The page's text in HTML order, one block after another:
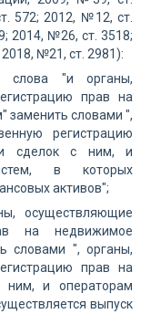
572; 2012, №12, ст.
2014, №26, ст. 3518;
№21, ст. 2981):
"и органы,
прав на
заменить словами ",
регистрацию
сделок с ним, и
в которых
активов";
осуществляющие
на недвижимое
словами ", органы,
прав на
и операторам
выпуск